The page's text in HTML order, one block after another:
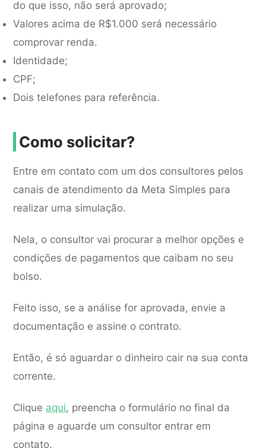
do que isso, não será aprovado;
Valores acima de R$1.000 será necessário
comprovar renda.
Identidade;
CPF;
Dois telefones para referência.
Como solicitar?
Entre em contato com um dos consultores pelos
canais de atendimento da Meta Simples para
realizar uma simulação.
Nela, o consultor vai procurar a melhor opções e
condições de pagamentos que caibam no seu
bolso.
Feito isso, se a análise for aprovada, envie a
documentação e assine o contrato.
Então, é só aguardar o dinheiro cair na sua conta
corrente.
Clique aqui, preencha o formulário no final da
página e aguarde um consultor entrar em
contato.